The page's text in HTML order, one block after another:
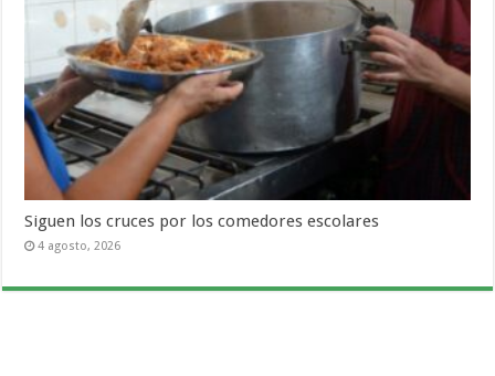
Siguen los cruces por los comedores escolares
4 agosto, 2026